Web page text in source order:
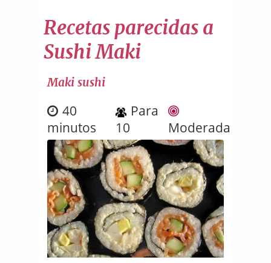
Recetas parecidas a
Sushi Maki
Maki sushi
40
minutos
Para
10
Moderada